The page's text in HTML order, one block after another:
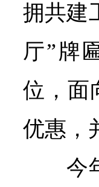
拥共建
厅”牌
位，面
优惠，
今